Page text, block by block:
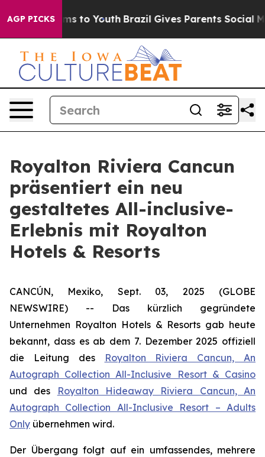
AGP PICKS
Harms to Youth Brazil Gives Parents Social
Royalton Riviera Cancun
präsentiert ein neu
gestaltetes All-inclusive-
Erlebnis mit Royalton
Hotels & Resorts
CANCÚN, Mexiko, Sept. 03, 2025 (GLOBE
NEWSWIRE) -- Das kürzlich gegründete
Unternehmen Royalton Hotels & Resorts gab heute
bekannt, dass es ab dem 7. Dezember 2025 offiziell
die Leitung des
Royalton Riviera Cancun, An
Autograph Collection All-Inclusive Resort & Casino
und des
Royalton Hideaway Riviera Cancun, An
Autograph Collection All-Inclusive Resort – Adults
Only übernehmen wird.
Der Übergang folgt auf ein umfassendes, mehrere